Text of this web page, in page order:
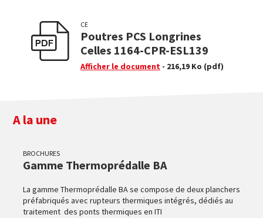
CE
Poutres PCS Longrines
Celles 1164-CPR-ESL139
Afficher le document - 216,19 Ko (pdf)
A la une
BROCHURES
Gamme Thermoprédalle BA
La gamme Thermoprédalle BA se compose de deux planchers
préfabriqués avec rupteurs thermiques intégrés, dédiés au
traitement des ponts thermiques en ITI